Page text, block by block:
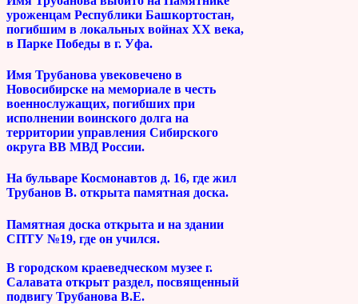
уроженцам Республики Башкортостан,
погибшим в локальных войнах XX века,
в Парке Победы в г. Уфа.
Имя Трубанова увековечено в
Новосибирске на мемориале в честь
военнослужащих, погибших при
исполнении воинского долга на
территории управления Сибирского
округа ВВ МВД России.
На бульваре Космонавтов д. 16, где жил
Трубанов В. открыта памятная доска.
Памятная доска открыта и на здании
СПТУ №19, где он учился.
В городском краеведческом музее г.
Салавата открыт раздел, посвященный
подвигу Трубанова В.Е.